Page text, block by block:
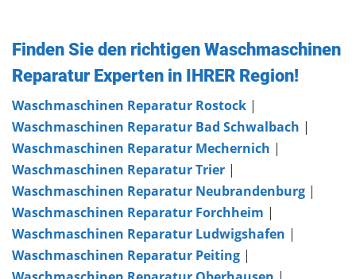
Finden Sie den richtigen Waschmaschinen
Reparatur Experten in IHRER Region!
Waschmaschinen Reparatur Rostock |
Waschmaschinen Reparatur Bad Schwalbach |
Waschmaschinen Reparatur Mechernich |
Waschmaschinen Reparatur Trier |
Waschmaschinen Reparatur Neubrandenburg |
Waschmaschinen Reparatur Forchheim |
Waschmaschinen Reparatur Ludwigshafen |
Waschmaschinen Reparatur Peiting |